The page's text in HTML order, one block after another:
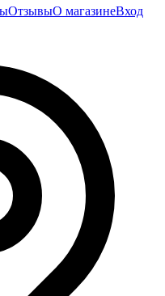
ОтзывыО магазинеВход